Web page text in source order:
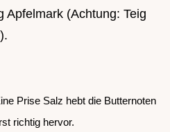
Apfelmark (Achtung: Teig
Prise Salz hebt die Butternoten
richtig hervor.